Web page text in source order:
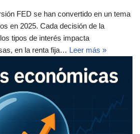
FED se han convertido en un tema
en 2025. Cada decisión de la
tipos de interés impacta
en la renta fija… Leer más »